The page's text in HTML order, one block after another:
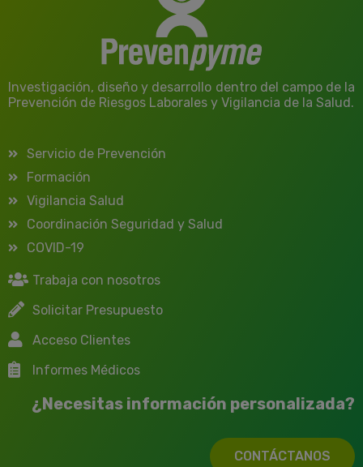
Investigación, diseño y desarrollo dentro del campo de la
Prevención de Riesgos Laborales y Vigilancia de la Salud.
Servicio de Prevención
Formación
Vigilancia Salud
Coordinación Seguridad y Salud
COVID-19
Trabaja con nosotros
Solicitar Presupuesto
Acceso Clientes
Informes Médicos
¿Necesitas información personalizada?
CONTÁCTANOS